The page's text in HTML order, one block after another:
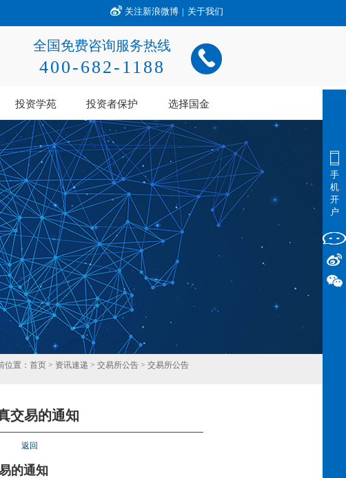
关注新浪微博 | 关于我们
全国免费咨询服务热线
400-682-1188
投资学苑 投资者保护 选择国金
位置： 首页 > 资讯速递 > 交易所公告 > 交易所公告
交易的通知
返回
的通知
手
机
开
户